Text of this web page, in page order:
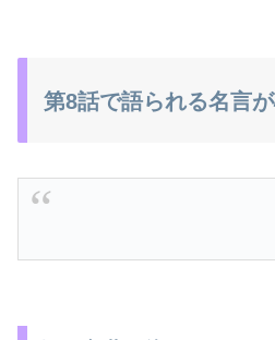
第8話で語られる名言